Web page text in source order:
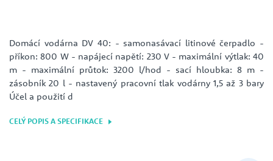
Domácí vodárna DV 40: - samonasávací litinové čerpadlo -
příkon: 800 W - napájecí napětí: 230 V - maximální výtlak: 40
m - maximální průtok: 3200 l/hod - sací hloubka: 8 m -
zásobník 20 l - nastavený pracovní tlak vodárny 1,5 až 3 bary
Účel a použití d
CELÝ POPIS A SPECIFIKACE